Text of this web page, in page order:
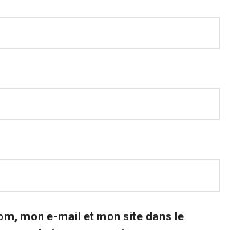
mon e-mail et mon site dans le